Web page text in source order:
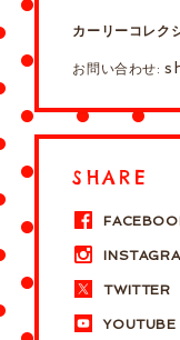
カーリーコレク
お問い合わせ:
SHARE
TWITTER
YOUTUBE